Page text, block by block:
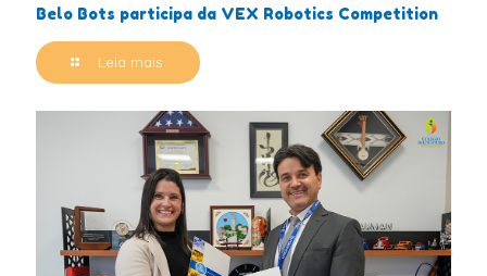
Belo Bots participa da VEX Robotics Competition
Leia mais